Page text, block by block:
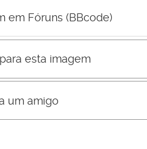
em Fóruns (BBcode)
esta imagem
visitantes. Por-favor registe-
um amigo